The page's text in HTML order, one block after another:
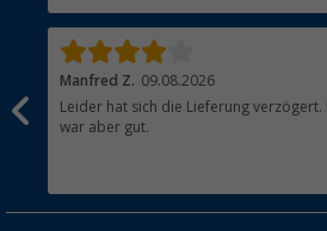
Manfred Z. 09.08.2026
Leider hat sich die Lieferung
war aber gut.